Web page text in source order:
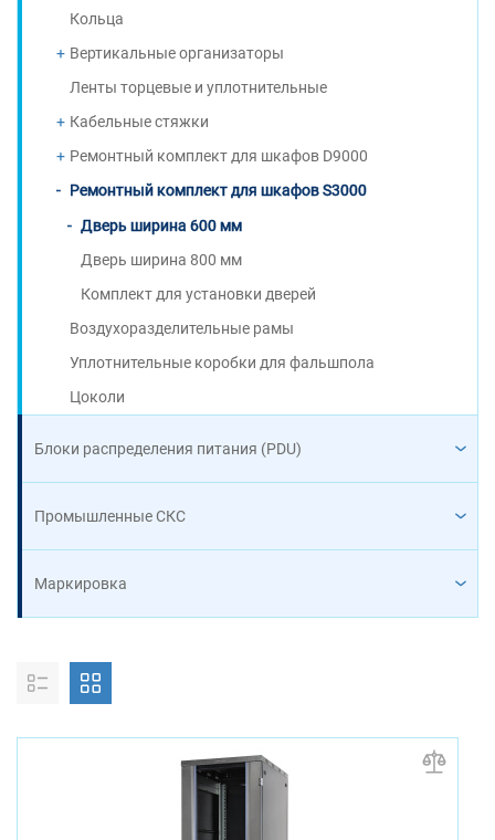
Кольца
Вертикальные организаторы
Ленты торцевые и уплотнительные
Кабельные стяжки
Ремонтный комплект для шкафов D9000
Ремонтный комплект для шкафов S3000
Дверь ширина 600 мм
Дверь ширина 800 мм
Комплект для установки дверей
Воздухоразделительные рамы
Уплотнительные коробки для фальшпола
Цоколи
Блоки распределения питания (PDU)
Промышленные СКС
Маркировка